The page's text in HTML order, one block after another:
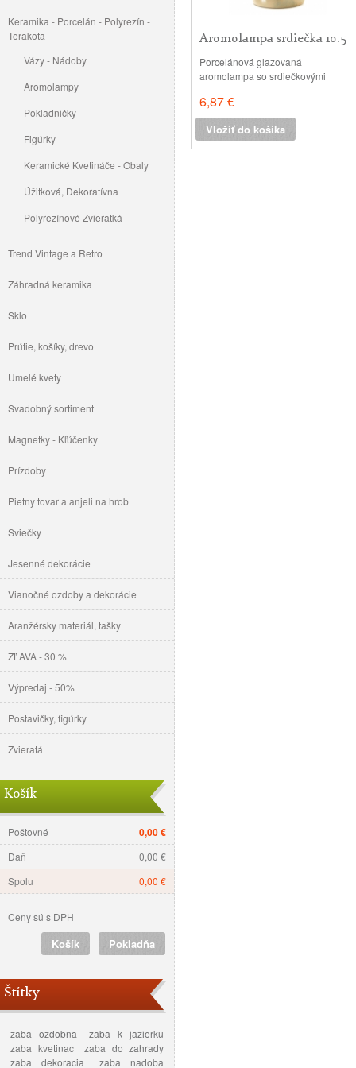
Keramika - Porcelán - Polyrezín -
Terakota
Vázy - Nádoby
Aromolampy
Pokladničky
Figúrky
Keramické Kvetináče - Obaly
Úžitková, Dekoratívna
Polyrezínové Zvieratká
Trend Vintage a Retro
Záhradná keramika
Sklo
Prútie, košíky, drevo
Umelé kvety
Svadobný sortiment
Magnetky - Kľúčenky
Prízdoby
Pietny tovar a anjeli na hrob
Sviečky
Jesenné dekorácie
Vianočné ozdoby a dekorácie
Aranžérsky materiál, tašky
ZĽAVA - 30 %
Výpredaj - 50%
Postavičky, figúrky
Zvieratá
Košík
0,00 €
Poštovné
0,00 €
Daň
0,00 €
Spolu
Ceny sú s DPH
Pokladňa
Košík
Štítky
zaba ozdobna
zaba k jazierku
zaba kvetinac
zaba do zahrady
zaba dekoracia
zaba nadoba
Aromolampa srdiečka 10.5
Porcelánová glazovaná
aromolampa so srdiečkovými
10cm, priemer misky: 9cm hĺbka
misky: 2cm
6,87 €
Vložiť do košíka